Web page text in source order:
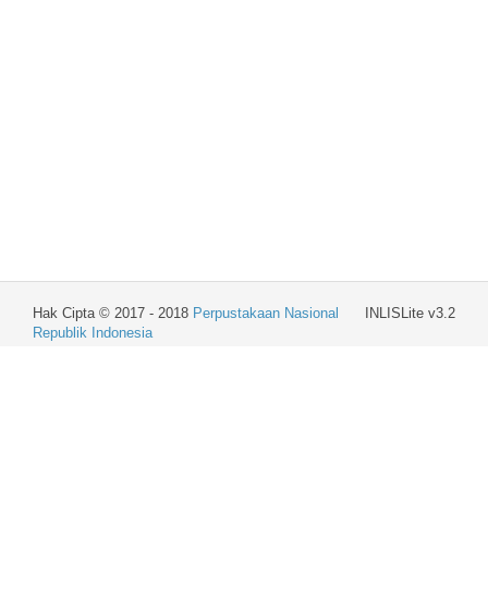
INLISLite v3.2
Hak Cipta © 2017 - 2018 Perpustakaan Nasional
Republik Indonesia